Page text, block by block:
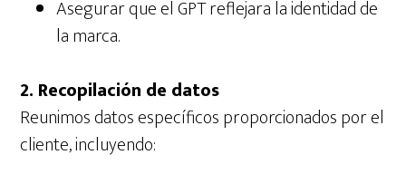
Asegurar que el GPT reflejara la identidad de
la marca.
2. Recopilación de datos
Reunimos datos específicos proporcionados por el
cliente, incluyendo: